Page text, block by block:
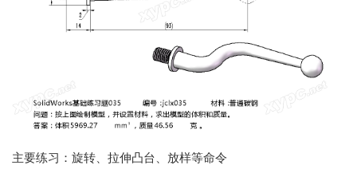
主要练习：旋转、拉伸凸台、放样等命令